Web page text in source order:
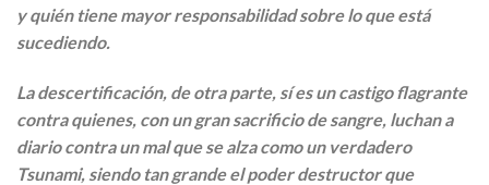
y quién tiene mayor responsabilidad sobre lo que está
sucediendo.
La descertificación, de otra parte, sí es un castigo flagrante
contra quienes, con un gran sacrificio de sangre, luchan a
diario contra un mal que se alza como un verdadero
Tsunami, siendo tan grande el poder destructor que